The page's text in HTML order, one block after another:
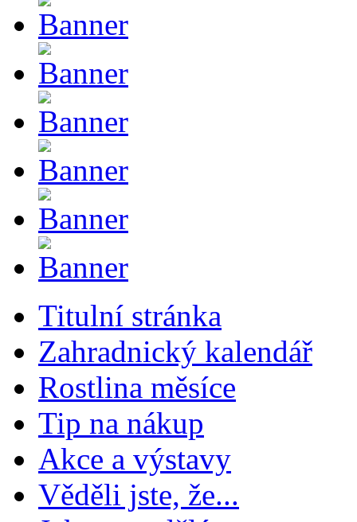
Titulní stránka
Zahradnický kalendář
Rostlina měsíce
Tip na nákup
Akce a výstavy
Věděli jste, že...